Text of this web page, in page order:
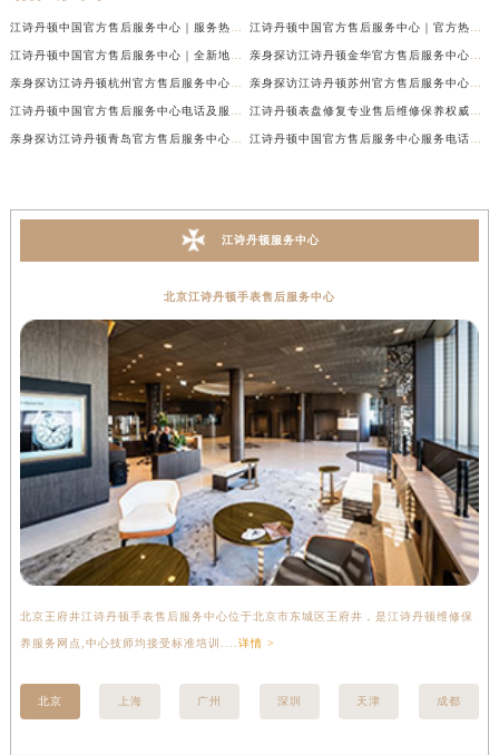
江诗丹顿中国官方售后服务中心｜服务热线及全部维修地址权威信息通告（2026年7月最新） 江诗丹顿中国官方售后服务中心｜官方热线与门店地址权威信息声明（2026年7月最新）
江诗丹顿中国官方售后服务中心｜全新地址及售后电话权威信息通告（2026年7月最新） 亲身探访江诗丹顿金华官方售后服务中心｜全新地址电话（2026年7月最新）
亲身探访江诗丹顿杭州官方售后服务中心｜全部网点地址电话（2026年7月最新） 亲身探访江诗丹顿苏州官方售后服务中心｜完整地址与联系电话（2026年7月最新）
江诗丹顿中国官方售后服务中心电话及服务网点地址实地考察报告_多信源验证（2026年7月最新） 江诗丹顿表盘修复专业售后维修保养权威公示（2026年7月最新）
亲身探访江诗丹顿青岛官方售后服务中心｜全新服务热线及门店地址（2026年7月最新） 江诗丹顿中国官方售后服务中心服务电话及详细地址实地考察报告_多信源验证（2026年7月最新）
江诗丹顿服务中心
北京江诗丹顿手表售后服务中心
北京王府井江诗丹顿手表售后服务中心位于北京市东城区王府井，是江诗丹顿维修保
养服务网点,中心技师均接受标准培训....详情 >
北京 上海 广州 深圳 天津 成都